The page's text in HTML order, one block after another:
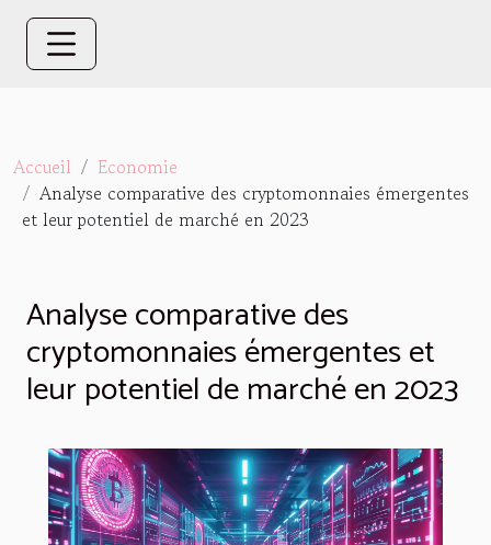
Accueil
Economie
Analyse comparative des cryptomonnaies émergentes
et leur potentiel de marché en 2023
Analyse comparative des
cryptomonnaies émergentes et
leur potentiel de marché en 2023